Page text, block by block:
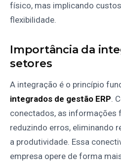
físico, mas implicando
flexibilidade.
Importância da
setores
A integração é o princípio
integrados de gestão ERP.
conectados, as informações
reduzindo erros, eliminando
a produtividade. Essa
empresa opere de forma